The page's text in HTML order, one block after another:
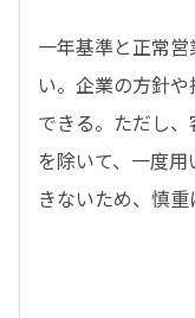
一年基準と正常
い。企業の方針
できる。ただし
を除いて、一度
きないため、慎重